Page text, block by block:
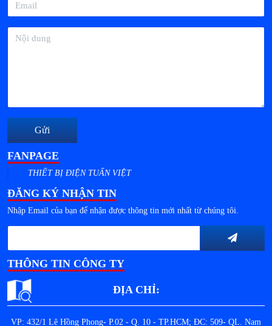
Gửi
FANPAGE
THIẾT BỊ ĐIỆN TUẤN VIỆT
ĐĂNG KÝ NHẬN TIN
Nhập Email của bạn để nhận được thông tin mới nhất từ chúng tôi.
THÔNG TIN CÔNG TY
ĐỊA CHỈ:
VP: 432/1 Lê Hồng Phong- P.02 - Q. 10 - TP.HCM; ĐC: 509- QL. Nam